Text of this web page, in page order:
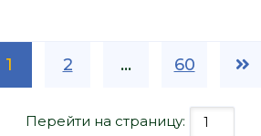
1 2 ... 60
Перейти на страницу: